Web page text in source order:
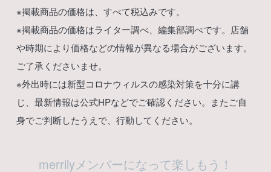
※掲載商品の価格は、すべて税込みです。
※掲載商品の価格はライター調べ、編集部調べです。店舗
や時期により価格などの情報が異なる場合がございます。
ご了承くださいませ。
※外出時には新型コロナウィルスの感染対策を十分に講
じ、最新情報は公式HPなどでご確認ください。またご自
身でご判断したうえで、行動してください。
merrilyメンバーになって楽しもう！